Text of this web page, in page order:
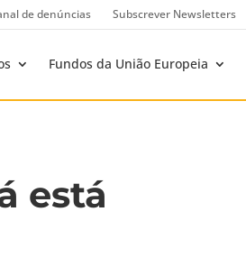
de denúncias Subscrever Newsletters
Fundos da União Europeia
está